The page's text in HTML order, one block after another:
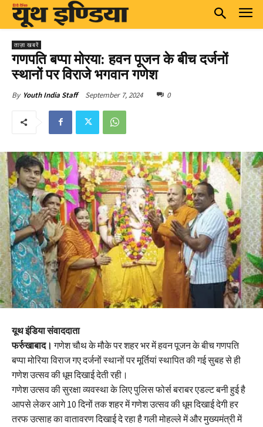
ताज़ा खबरें
गणपति बप्पा मोरया: हवन पूजन के बीच दर्जनों
स्थानों पर विराजे भगवान गणेश
By Youth India Staff September 7, 2024 0
यूथ इंडिया संवाददाता
फर्रुखाबाद। गणेश चौथ के मौके पर शहर भर में हवन पूजन के बीच गणपति
बप्पा मोरिया विराज गए दर्जनों स्थानों पर मूर्तियां स्थापित की गई सुबह से ही
गणेश उत्सव की धूम दिखाई देती रही।
गणेश उत्सव की सुरक्षा व्यवस्था के लिए पुलिस फोर्स बराबर एडल्ट बनी हुई है
आपसे लेकर आगे 10 दिनों तक शहर में गणेश उत्सव की धूम दिखाई देगी हर
तरफ उत्साह का वातावरण दिखाई दे रहा है गली मोहल्ले में और मुख्यमंत्री में